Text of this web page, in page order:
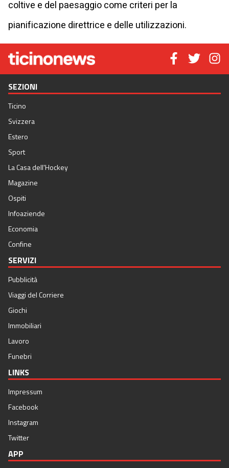
coltive e del paesaggio come criteri per la
pianificazione direttrice e delle utilizzazioni.
SEZIONI
Ticino
Svizzera
Estero
Sport
La Casa dell'Hockey
Magazine
Ospiti
Infoaziende
Economia
Confine
SERVIZI
Pubblicità
Viaggi del Corriere
Giochi
Immobiliari
Lavoro
Funebri
LINKS
Impressum
Facebook
Instagram
Twitter
APP